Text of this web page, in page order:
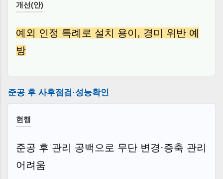
개선(안)
예외 인정 특례로 설치 용이, 경미 위반 예
방
준공 후 사후점검·성능확인
현행
준공 후 관리 공백으로 무단 변경·증축 관리
어려움